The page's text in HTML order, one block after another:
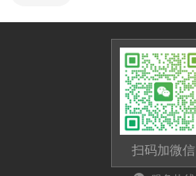
扫码加微信